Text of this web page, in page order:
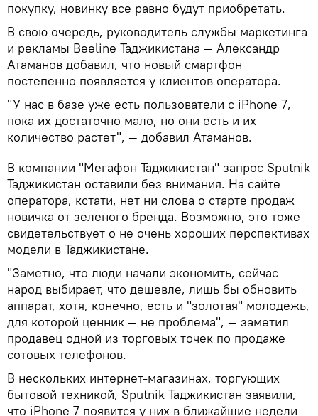
покупку, новинку все равно будут приобретать.
В свою очередь, руководитель службы маркетинга
и рекламы Beeline Таджикистана — Александр
Атаманов добавил, что новый смартфон
постепенно появляется у клиентов оператора.
"У нас в базе уже есть пользователи с iPhone 7,
пока их достаточно мало, но они есть и их
количество растет", — добавил Атаманов.
В компании "Мегафон Таджикистан" запрос Sputnik
Таджикистан оставили без внимания. На сайте
оператора, кстати, нет ни слова о старте продаж
новичка от зеленого бренда. Возможно, это тоже
свидетельствует о не очень хороших перспективах
модели в Таджикистане.
"Заметно, что люди начали экономить, сейчас
народ выбирает, что дешевле, лишь бы обновить
аппарат, хотя, конечно, есть и "золотая" молодежь,
для которой ценник — не проблема", — заметил
продавец одной из торговых точек по продаже
сотовых телефонов.
В нескольких интернет-магазинах, торгующих
бытовой техникой, Sputnik Таджикистан заявили,
что iPhone 7 появится у них в ближайшие недели